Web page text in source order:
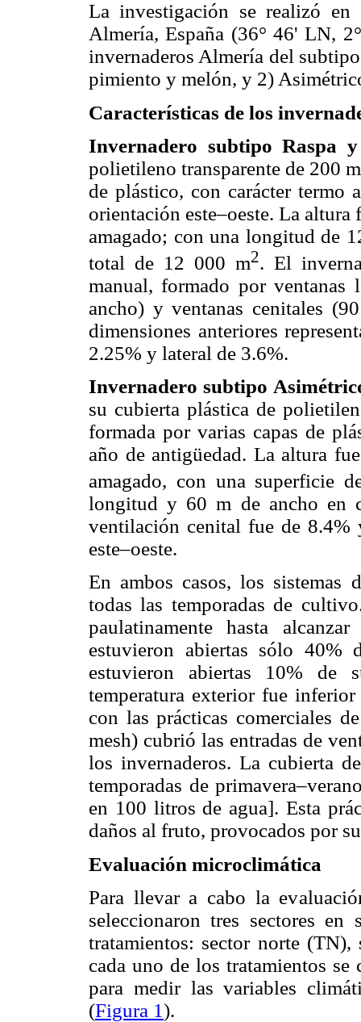
La investigación se realizó
Almería, España (36° 46' LN,
invernaderos Almería del
pimiento y melón, y 2)
Características de los
Invernadero subtipo Raspa
polietileno transparente de 200
de plástico, con carácter termo
orientación este–oeste. La
amagado; con una longitud de
total de 12 000 m2. El
manual, formado por
ancho) y ventanas cenitales
dimensiones anteriores
2.25% y lateral de 3.6%.
Invernadero subtipo
su cubierta plástica de
formada por varias capas de
año de antigüedad. La altura
amagado, con una superficie
longitud y 60 m de ancho en
ventilación cenital fue de 8.4%
este–oeste.
En ambos casos, los sistemas
todas las temporadas de
paulatinamente hasta
estuvieron abiertas sólo 40%
estuvieron abiertas 10%
temperatura exterior fue
con las prácticas comerciales
mesh) cubrió las entradas de
los invernaderos. La cubierta
temporadas de
en 100 litros de agua]. Esta
daños al fruto, provocados por
Evaluación microclimática
Para llevar a cabo la
seleccionaron tres sectores
tratamientos: sector norte
cada uno de los tratamientos se
para medir las variables
(Figura 1).